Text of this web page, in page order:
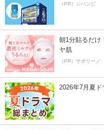
（PR）ジハンピ
朝1分貼るだけ
ヤ肌
（PR）サボリーノ
2026年7月夏